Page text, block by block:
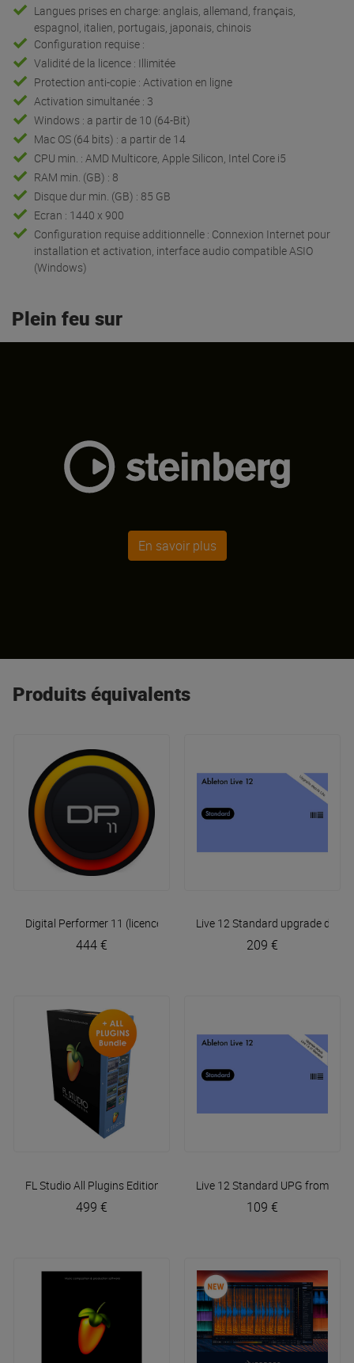
Langues prises en charge: anglais, allemand, français,
espagnol, italien, portugais, japonais, chinois
Configuration requise :
Validité de la licence : Illimitée
Protection anti-copie : Activation en ligne
Activation simultanée : 3
Windows : a partir de 10 (64-Bit)
Mac OS (64 bits) : a partir de 14
CPU min. : AMD Multicore, Apple Silicon, Intel Core i5
RAM min. (GB) : 8
Disque dur min. (GB) : 85 GB
Ecran : 1440 x 900
Configuration requise additionnelle : Connexion Internet pour
installation et activation, interface audio compatible ASIO
(Windows)
Plein feu sur
En savoir plus
Produits équivalents
Digital Performer 11 (licence en téléchargement)Motu
444 €
Live 12 Standard upgrade
209 €
FL Studio All Plugins Edition (licence)Image Line
499 €
Live 12 Standard UPG from
109 €